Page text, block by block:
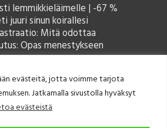
evästeitä, jotta voimme tarjota
Jatkamalla sivustolla hyväksyt
evästeistä
lemmikkieläimelle | -67 %
juuri sinun koirallesi
Mitä odottaa
Opas menestykseen